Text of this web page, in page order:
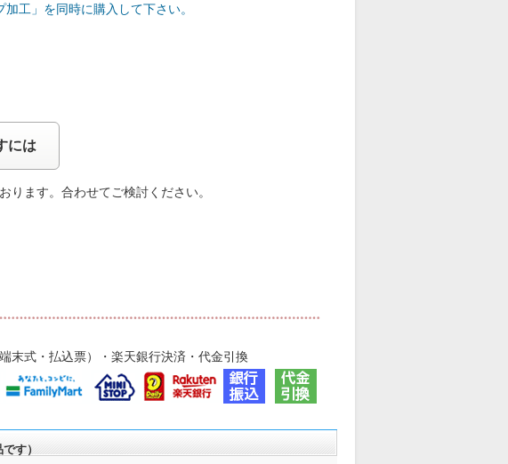
工」を同時に購入して下さい。
には
ります。合わせてご検討ください。
末式・払込票）・楽天銀行決済・代金引換
す）